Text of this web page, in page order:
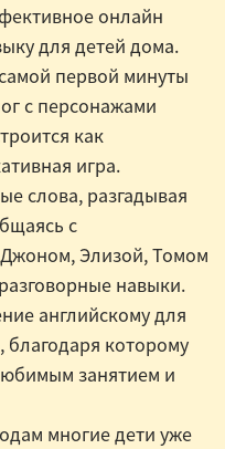
онлайн
для детей дома.
первой минуты
с персонажами
как
игра.
слова, разгадывая
с
Элизой, Томом
навыки.
английскому для
благодаря которому
занятием и
многие дети уже